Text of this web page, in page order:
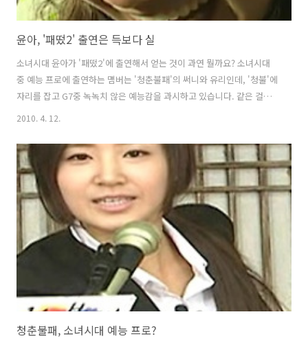
윤아, '패떴2' 출연은 득보다 실
소녀시대 윤아가 '패떴2'에 출연해서 얻는 것이 과연 뭘까요? 소녀시대
중 예능 프로에 출연하는 맴버는 '청춘불패'의 써니와 유리인데, '청불'에
자리를 잡고 G7중 녹녹치 않은 예능감을 과시하고 있습니다. 같은 걸그
룹 맴버들끼리 예능 경쟁을 하기 때문에 동기부여도 되고, '소시' 명예를
'청불'의 써니와 유리에 비해 득보다 실이 훨씬 많아 보입니다. '소시' 윤
아가 갖고 있던 청순하고 깔끔한 이미지를 망가뜨리고 있기 때문입니다.
예능 프로 고정 맴버는 연예인이라면 누구나 출연하고 싶은 매력적인 프
로그램입니다. 특히 '패떴'은 주말 예능으로 달콤살벌 박예진을 스타로
만들만큼 위력이 대단합니다. 그러나 '소시' 윤아는 음악무대와 드라마
를..
2010. 4. 12.
청춘불패, 소녀시대 예능 프로?